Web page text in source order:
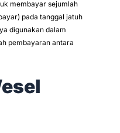
membayar sejumlah
pada tanggal jatuh
digunakan dalam
pembayaran antara